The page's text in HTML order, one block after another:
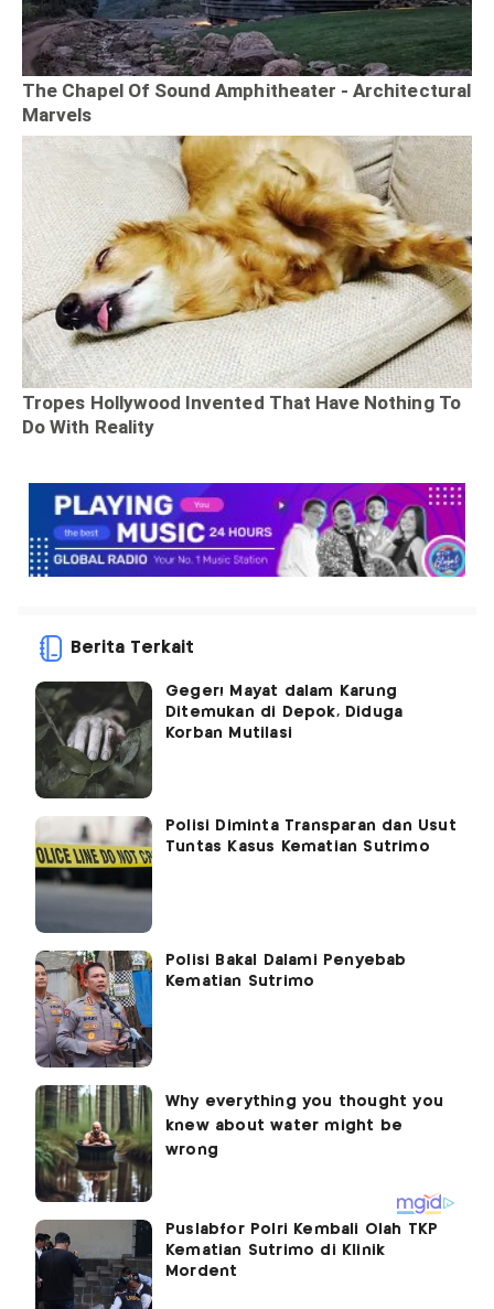
Berita Terkait
Geger! Mayat dalam Karung
Ditemukan di Depok, Diduga
Korban Mutilasi
Polisi Diminta Transparan dan Usut
Tuntas Kasus Kematian Sutrimo
Polisi Bakal Dalami Penyebab
Kematian Sutrimo
Puslabfor Polri Kembali Olah TKP
Kematian Sutrimo di Klinik
Mordent